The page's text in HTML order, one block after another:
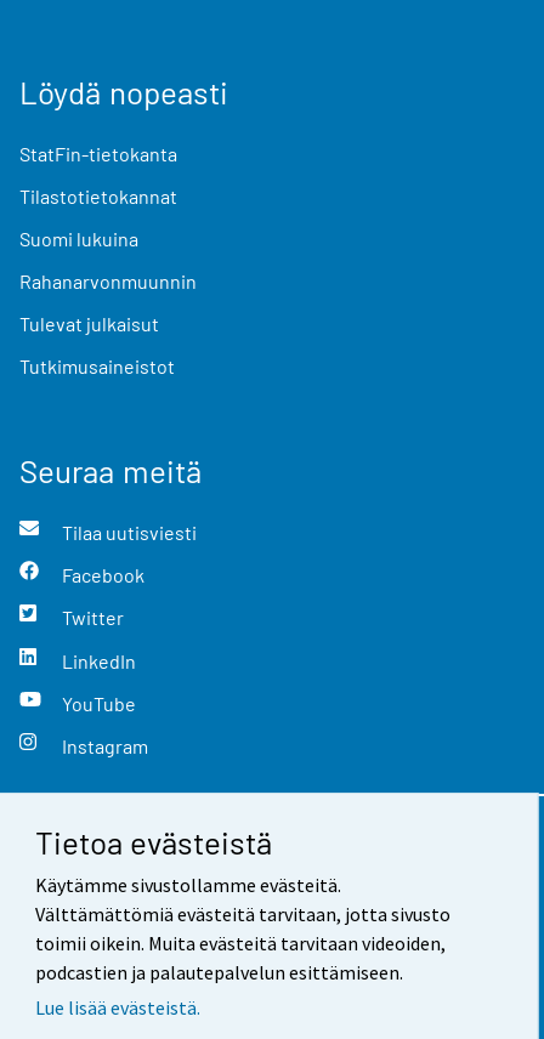
Tietoa evästeistä
Käytämme sivustollamme evästeitä.
Välttämättömiä evästeitä tarvitaan, jotta sivusto
toimii oikein. Muita evästeitä tarvitaan videoiden,
podcastien ja palautepalvelun esittämiseen.
Lue lisää evästeistä.
Löydä nopeasti
StatFin-tietokanta
Tilastotietokannat
Suomi lukuina
Rahanarvonmuunnin
Tulevat julkaisut
Tutkimusaineistot
Seuraa meitä
Tilaa uutisviesti
Facebook
Twitter
LinkedIn
YouTube
Instagram
Yhteystiedot
Palaute
Käyttöehdot